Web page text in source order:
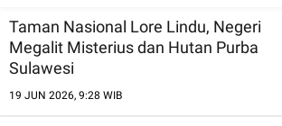
Taman Nasional Lore Lindu, Negeri
Megalit Misterius dan Hutan Purba
Sulawesi
19 JUN 2026, 9:28 WIB